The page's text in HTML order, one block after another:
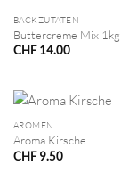
BACKZUTATEN
Buttercreme Mix 1kg
CHF14.00
AROMEN
Aroma Kirsche
CHF9.50